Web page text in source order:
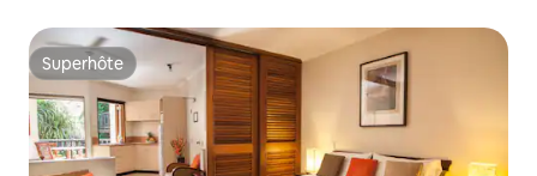
Superhôte
Superhôte